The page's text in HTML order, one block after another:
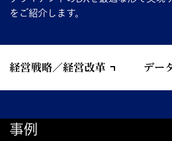
をご紹介します。
経営戦略／経営改革 デー
事例